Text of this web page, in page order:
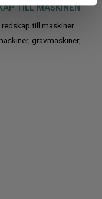
TILL MASKINEN
till maskiner.
grävmaskiner,